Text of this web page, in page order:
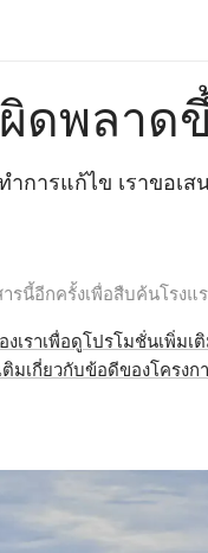
ดพลาด
การแก้ไข เราขอเส
รนี้อีกครั้งเพื่อสืบค้นโรงแ
เราเพื่อดูโปรโมชั่นเพิ่มเ
มเกี่ยวกับข้อดีของโครงก